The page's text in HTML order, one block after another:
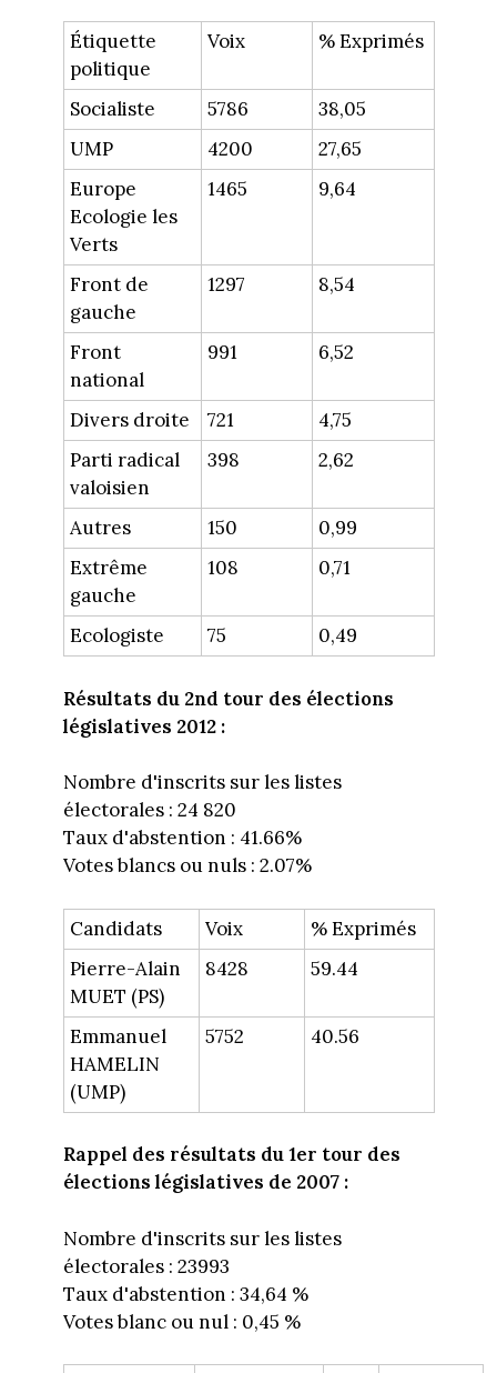
Étiquette
politique
Voix % Exprimés
Socialiste 5786
38,05
UMP
4200
27,65
Europe
Ecologie les
Verts
1465 9,64
Front de
gauche
1297 8,54
Front
national
991 6,52
Divers droite 721
4,75
Parti radical
valoisien
398 2,62
Autres 150
0,99
Extrême
gauche
108 0,71
Ecologiste 75 0,49
Résultats du 2nd tour des élections
législatives 2012 :
Nombre d'inscrits sur les listes
électorales : 24 820
Taux d'abstention : 41.66%
Votes blancs ou nuls : 2.07%
Candidats Voix
% Exprimés
Pierre-Alain
MUET (PS)
8428 59.44
Emmanuel
HAMELIN
(UMP)
5752 40.56
Rappel des résultats du 1er tour des
élections législatives de 2007 :
Nombre d'inscrits sur les listes
électorales : 23993
Taux d'abstention : 34,64 %
Votes blanc ou nul : 0,45 %